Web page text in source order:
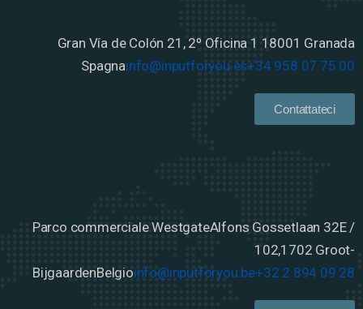
Gran Vía de Colón 21, 2º Oficina 1 18001 Granada
Spagnainfo@inputforyou.es+34 958 07 75 00
Contattateci
Parco commerciale WestgateAlfons Gossetlaan 32E /
102,1702 Groot-
BijgaardenBelgioinfo@inputforyou.be+32 2 894 09 28